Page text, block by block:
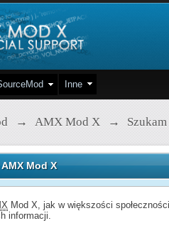
Inne
→ AMX Mod X →
Mod X
Mod X, jak w większości
informacji.